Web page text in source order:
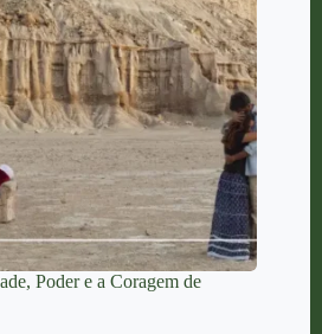
Poder e a Coragem de